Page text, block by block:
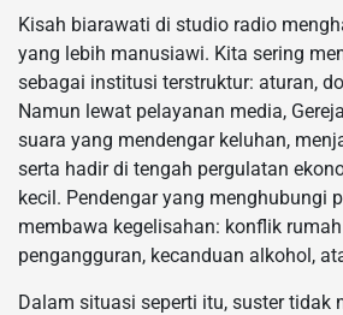
Kisah biarawati di studio radio
yang lebih manusiawi. Kita sering
sebagai institusi terstruktur: aturan,
Namun lewat pelayanan media,
suara yang mendengar keluhan,
serta hadir di tengah pergulatan
kecil. Pendengar yang menghubungi
membawa kegelisahan: konflik
pengangguran, kecanduan alkohol,
Dalam situasi seperti itu, suster tidak